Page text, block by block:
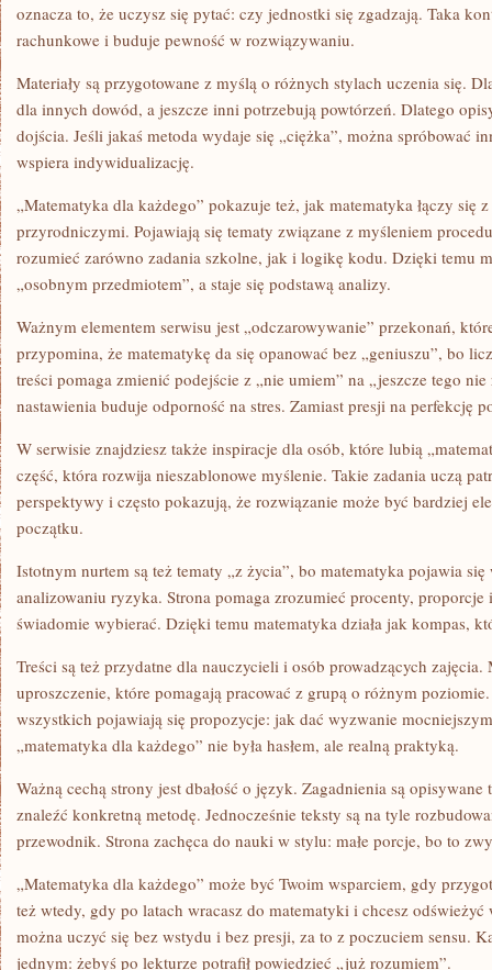
oznacza to, że uczysz się pytać: czy jednostki się zgadzają. Taka
rachunkowe i buduje pewność w rozwiązywaniu.
Materiały są przygotowane z myślą o różnych stylach uczenia się.
dla innych dowód, a jeszcze inni potrzebują powtórzeń. Dlatego
dojścia. Jeśli jakaś metoda wydaje się „ciężka”, można spróbować
wspiera indywidualizację.
„Matematyka dla każdego” pokazuje też, jak matematyka łączy się
przyrodniczymi. Pojawiają się tematy związane z myśleniem
rozumieć zarówno zadania szkolne, jak i logikę kodu. Dzięki temu
„osobnym przedmiotem”, a staje się podstawą analizy.
Ważnym elementem serwisu jest „odczarowywanie” przekonań,
przypomina, że matematykę da się opanować bez „geniuszu”, bo
treści pomaga zmienić podejście z „nie umiem” na „jeszcze tego
nastawienia buduje odporność na stres. Zamiast presji na perfekcję
W serwisie znajdziesz także inspiracje dla osób, które lubią
część, która rozwija nieszablonowe myślenie. Takie zadania uczą
perspektywy i często pokazują, że rozwiązanie może być bardziej
początku.
Istotnym nurtem są też tematy „z życia”, bo matematyka pojawia
analizowaniu ryzyka. Strona pomaga zrozumieć procenty, proporcje
świadomie wybierać. Dzięki temu matematyka działa jak kompas,
Treści są też przydatne dla nauczycieli i osób prowadzących
uproszczenie, które pomagają pracować z grupą o różnym
wszystkich pojawiają się propozycje: jak dać wyzwanie
„matematyka dla każdego” nie była hasłem, ale realną praktyką.
Ważną cechą strony jest dbałość o język. Zagadnienia są
znaleźć konkretną metodę. Jednocześnie teksty są na tyle
przewodnik. Strona zachęca do nauki w stylu: małe porcje, bo to
„Matematyka dla każdego” może być Twoim wsparciem, gdy
też wtedy, gdy po latach wracasz do matematyki i chcesz
można uczyć się bez wstydu i bez presji, za to z poczuciem sensu.
jednym: żebyś po lekturze potrafił powiedzieć „już rozumiem”.